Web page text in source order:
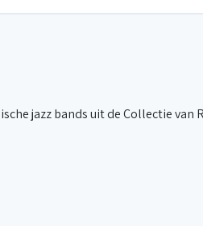
8. Get that swing
jazz bands uit de Collectie van